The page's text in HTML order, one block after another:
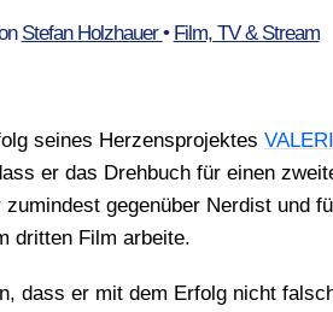
Stefan Holzhauer• Film, TV & Stream
sei­nes Her­zens­pro­jek­tes
er das Dreh­buch für einen
gegen­über Ner­dist und
drit­ten Film arbei­te.
dass er mit dem Erfolg nicht